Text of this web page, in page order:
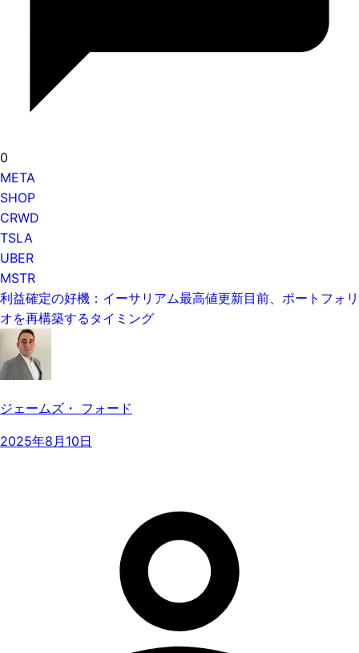
0
META
SHOP
CRWD
TSLA
UBER
MSTR
利益確定の好機：イーサリアム最高値更新目前、ポートフォリ
オを再構築するタイミング
ジェームズ・ フォード
2025年8月10日